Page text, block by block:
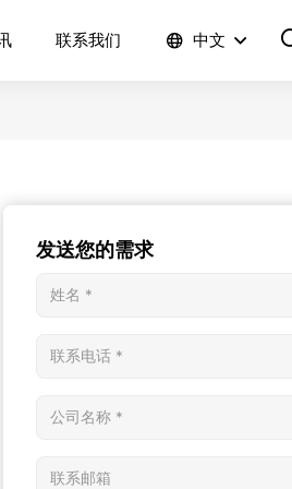
联系我们 中文
发送您的需求